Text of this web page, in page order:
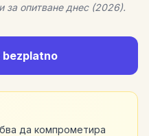
за опитване днес (2026).
да компрометира